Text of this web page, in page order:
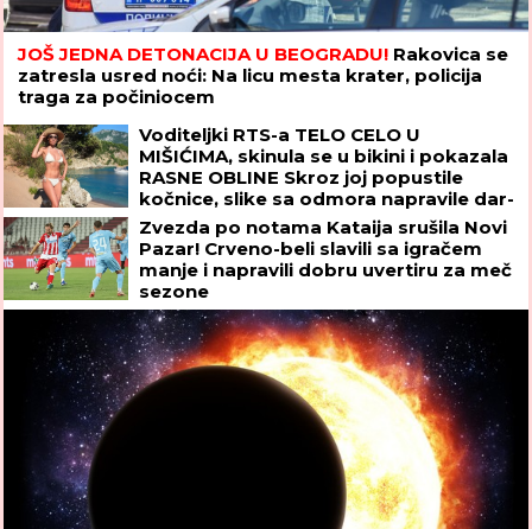
JOŠ JEDNA DETONACIJA U BEOGRADU! Rakovica se
zatresla usred noći: Na licu mesta krater, policija
traga za počiniocem
Voditeljki RTS-a TELO CELO U
MIŠIĆIMA, skinula se u bikini i pokazala
RASNE OBLINE Skroz joj popustile
kočnice, slike sa odmora napravile dar-
mar
Zvezda po notama Kataija srušila Novi
Pazar! Crveno-beli slavili sa igračem
manje i napravili dobru uvertiru za meč
sezone